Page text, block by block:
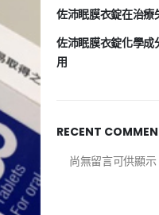
佐沛眠膜衣錠在治療
佐沛眠膜衣錠化學成
用
RECENT
尚無留言可供顯示